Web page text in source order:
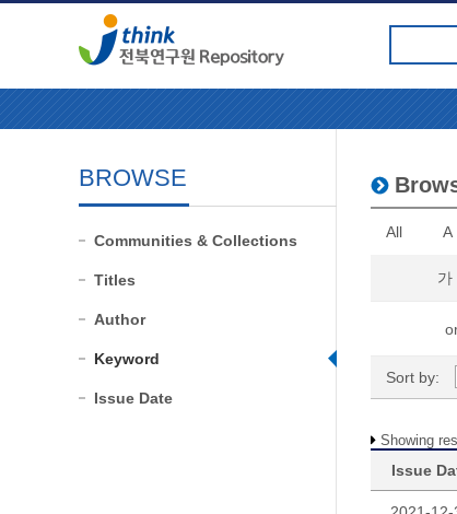
BROWSE
Communities & Collections
Titles
Author
Keyword
Issue Date
All A
가
Sort by:
Showing
Issue